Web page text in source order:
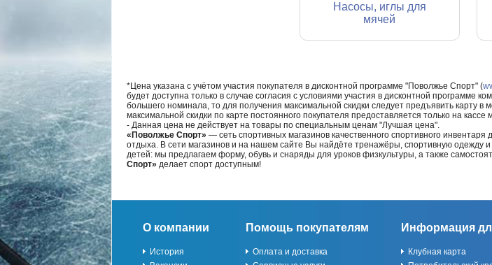
Насосы, иглы для
мячей
*Цена указана с учётом участия покупателя в дисконтной программе "Поволжье Спорт" (
будет доступна только в случае согласия с условиями участия в дисконтной программе
большего номинала, то для получения максимальной скидки следует предъявить карту
максимальной скидки по карте постоянного покупателя предоставляется только на кассе
- Данная цена не действует на товары по специальным ценам "Лучшая цена".
«Поволжье Спорт» — сеть спортивных магазинов качественного спортивного
отдыха. В сети магазинов и на нашем сайте Вы найдёте тренажёры, спортивную одежду
детей: мы предлагаем форму, обувь и снаряды для уроков физкультуры, а также
Спорт» делает спорт доступным!
О компании
История
Помощь покупателям
Оплата и доставка
Информация
Клубная карта